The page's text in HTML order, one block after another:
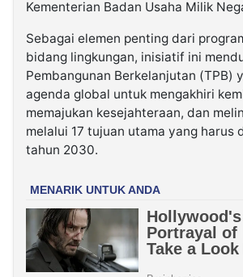
Kementerian Badan Usaha Milik
Sebagai elemen penting dari
bidang lingkungan, inisiatif ini
Pembangunan Berkelanjutan (TPB)
agenda global untuk mengakhiri
memajukan kesejahteraan, dan
melalui 17 tujuan utama yang harus
tahun 2030.